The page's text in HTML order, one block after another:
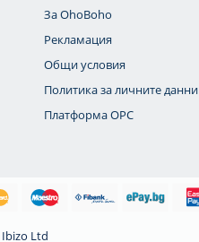
За OhoBoho
Рекламация
Общи условия
Политика за личните данни
Платформа OPC
Ibizo Ltd